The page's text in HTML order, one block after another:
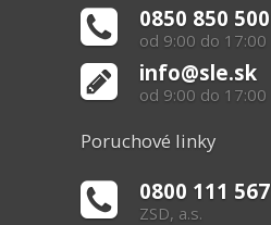
0850 850 500
od 9:00 do 17:00
info@sle.sk
od 9:00 do 17:00
Poruchové linky
0800 111 567
ZSD, a.s.